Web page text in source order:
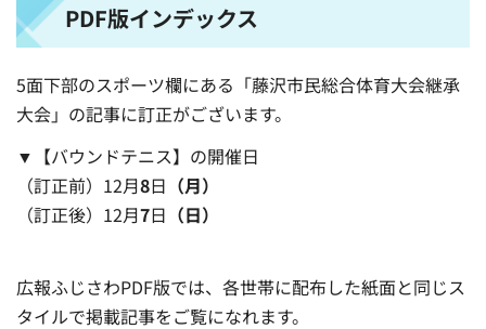
PDF版インデックス
5面下部のスポーツ欄にある「藤沢市民総合体育大会継承
大会」の記事に訂正がございます。
▼【バウンドテニス】の開催日
（訂正前）12月8日 （月）
（訂正後）12月7日 （日）
広報ふじさわPDF版では、各世帯に配布した紙面と同じス
タイルで掲載記事をご覧になれます。